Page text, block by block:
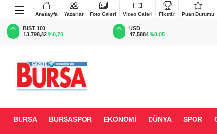
Anasayfa Yazarlar Foto Galeri Video Galeri Fikstür Puan Durumu
BIST 100
13.798,82%0,70
USD
47,5884 %0,05
BURSA BURSASPOR EKONOMİ DÜNYA SPOR